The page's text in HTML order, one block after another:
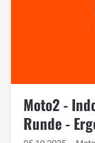
Moto2 -
Runde -